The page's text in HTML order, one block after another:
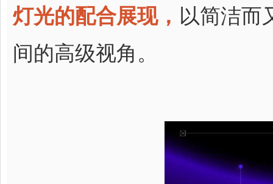
灯光的配合展现， 以简洁而
间的高级视角。